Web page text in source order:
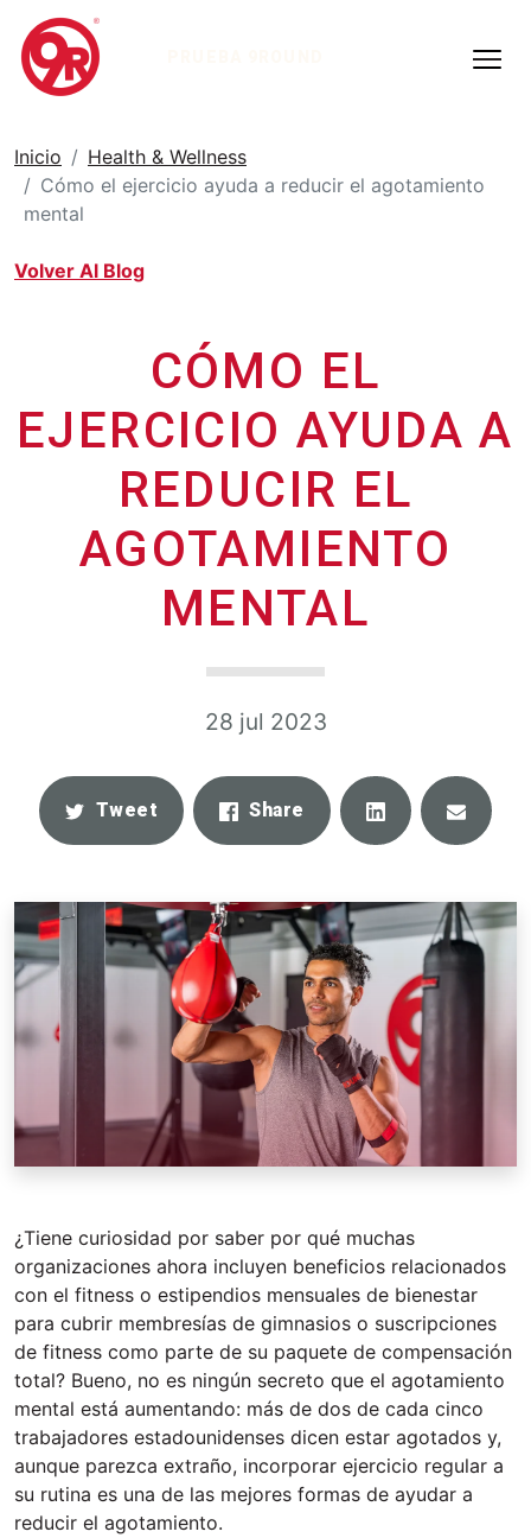
Inicio
Health & Wellness
Cómo el ejercicio ayuda a reducir el agotamiento
mental
Volver Al Blog
CÓMO EL
EJERCICIO AYUDA A
REDUCIR EL
AGOTAMIENTO
MENTAL
28 jul 2023
Tweet Share Share Email
¿Tiene curiosidad por saber por qué muchas
organizaciones ahora incluyen beneficios relacionados
con el fitness o estipendios mensuales de bienestar
para cubrir membresías de gimnasios o suscripciones
de fitness como parte de su paquete de compensación
total? Bueno, no es ningún secreto que el agotamiento
mental está aumentando: más de dos de cada cinco
trabajadores estadounidenses dicen estar agotados y,
aunque parezca extraño, incorporar ejercicio regular a
su rutina es una de las mejores formas de ayudar a
reducir el agotamiento.